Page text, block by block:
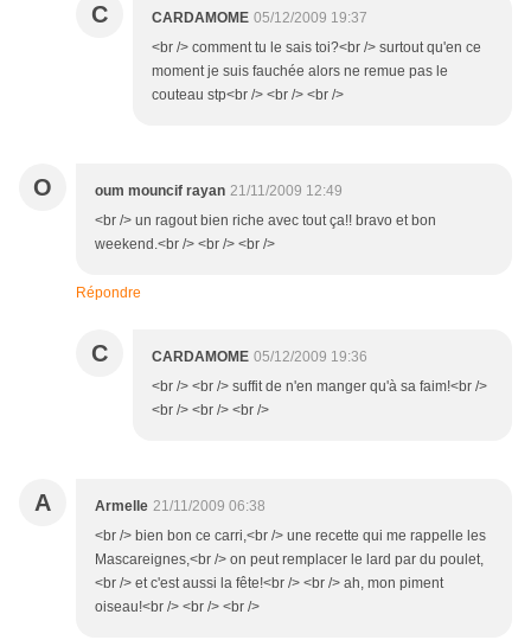
C CARDAMOME 05/12/2009 19:37
<br /> comment tu le sais toi?<br /> surtout qu'en ce
moment je suis fauchée alors ne remue pas le
couteau stp<br /> <br /> <br />
O oum mouncif rayan 21/11/2009 12:49
<br /> un ragout bien riche avec tout ça!! bravo et bon
weekend.<br /> <br /> <br />
Répondre
C CARDAMOME 05/12/2009 19:36
<br /> <br /> suffit de n'en manger qu'à sa faim!<br />
<br /> <br /> <br />
A Armelle 21/11/2009 06:38
<br /> bien bon ce carri,<br /> une recette qui me rappelle les
Mascareignes,<br /> on peut remplacer le lard par du poulet,
<br /> et c'est aussi la fête!<br /> <br /> ah, mon piment
oiseau!<br /> <br /> <br />